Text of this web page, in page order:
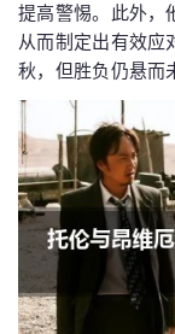
提高警惕。此外，
从而制定出有效应
秋，但胜负仍悬而